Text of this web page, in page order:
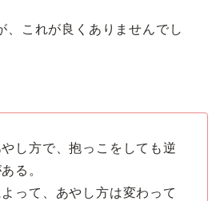
、これが良くありませんでし
し方で、抱っこをしても逆
る。
って、あやし方は変わって